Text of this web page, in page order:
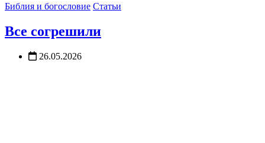
Библия и богословие Статьи
Все согрешили
26.05.2026